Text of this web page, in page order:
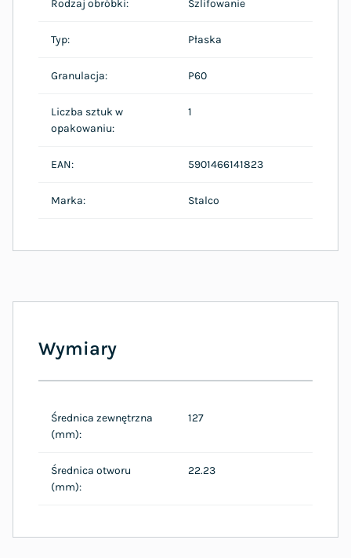
Rodzaj obróbki: Szlifowanie
Typ: Płaska
Granulacja: P60
Liczba sztuk w
opakowaniu:
1
EAN: 5901466141823
Marka: Stalco
Wymiary
Średnica zewnętrzna
(mm):
127
Średnica otworu
(mm):
22.23